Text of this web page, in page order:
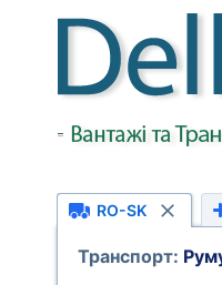
RO-SK
Транспорт: